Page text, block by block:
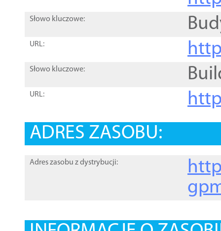
Słowo kluczowe:
URL:
Słowo kluczowe:
URL:
ADRES ZASOBU:
Adres zasobu z dystrybucji: